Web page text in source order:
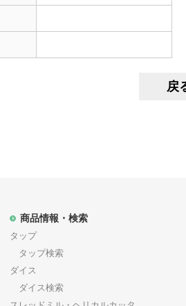
商品情報・検索
タップ
タップ検索
ダイス
ダイス検索